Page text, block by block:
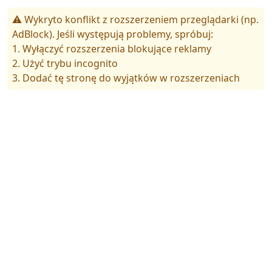
⚠️ Wykryto konflikt z rozszerzeniem przeglądarki (np.
AdBlock). Jeśli występują problemy, spróbuj:
1. Wyłączyć rozszerzenia blokujące reklamy
2. Użyć trybu incognito
3. Dodać tę stronę do wyjątków w rozszerzeniach